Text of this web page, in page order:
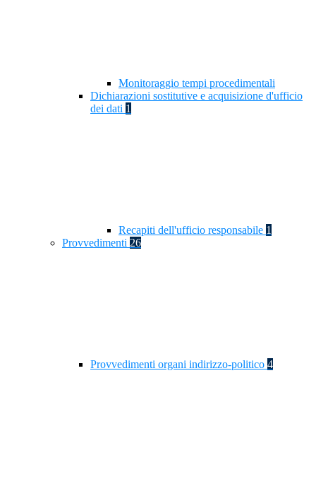
Monitoraggio tempi procedimentali
Dichiarazioni sostitutive e acquisizione d'ufficio
dei dati 1
Recapiti dell'ufficio responsabile 1
Provvedimenti 26
Provvedimenti organi indirizzo-politico 4